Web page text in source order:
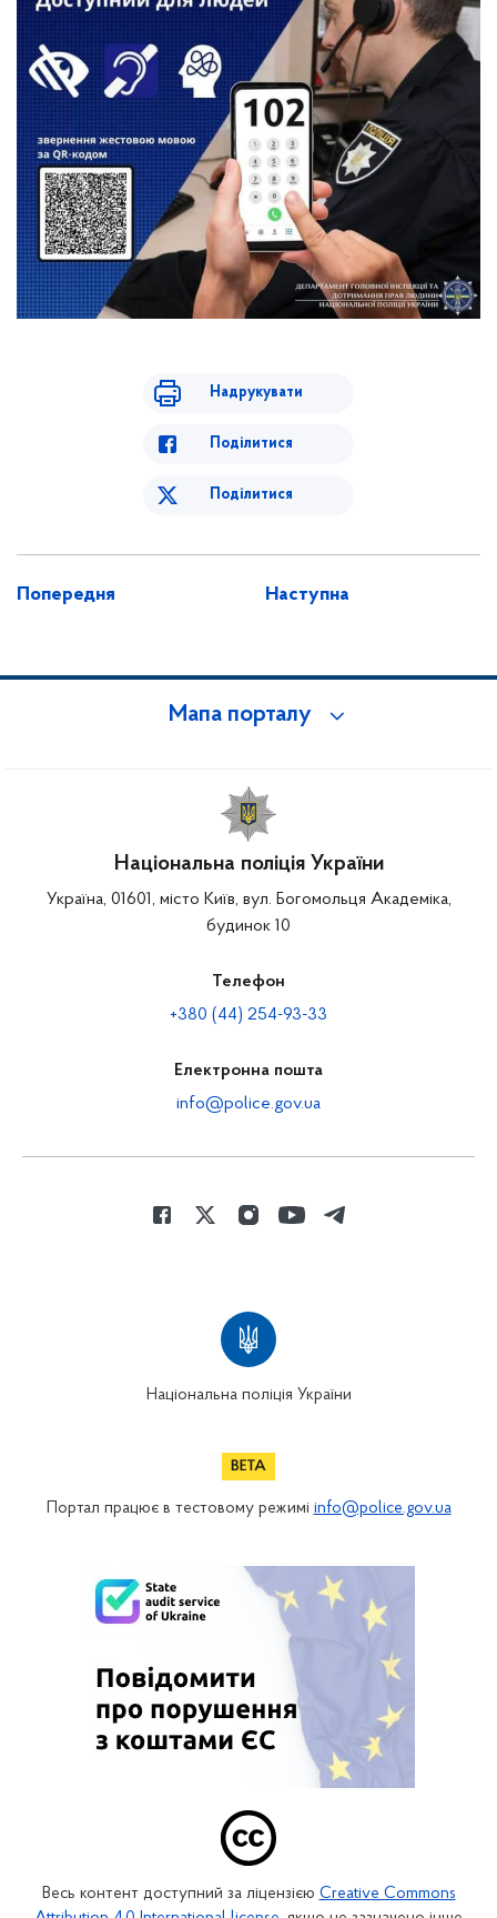
Надрукувати
Поділитися
Поділитися
Попередня Наступна
Мапа порталу
Національна поліція України
Україна, 01601, місто Київ, вул. Богомольця Академіка,
будинок 10
Телефон
+380 (44) 254-93-33
Електронна пошта
info@police.gov.ua
Національна поліція України
Портал працює в тестовому режимі info@police.gov.ua
Весь контент доступний за ліцензією Creative Commons